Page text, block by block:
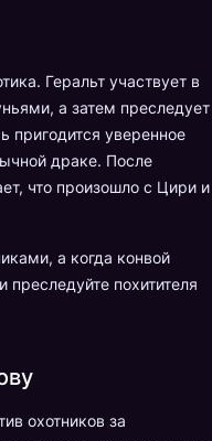
Геральт участвует в
а затем преследует
пригодится уверенное
драке. После
что произошло с Цири и
а когда конвой
преследуйте похитителя
охотников за